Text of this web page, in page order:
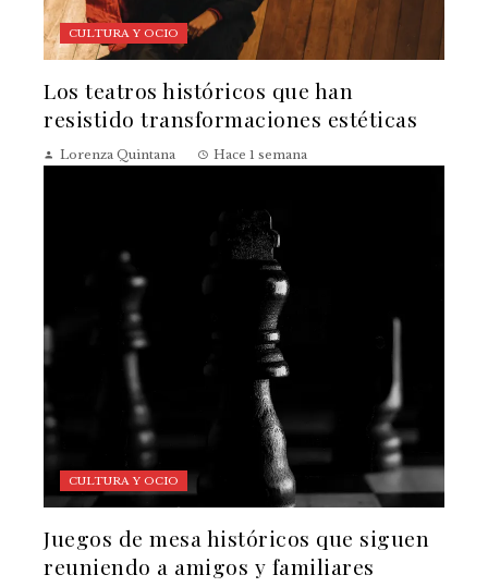
CULTURA Y OCIO
Los teatros históricos que han
resistido transformaciones estéticas
Lorenza Quintana Hace 1 semana
CULTURA Y OCIO
Juegos de mesa históricos que siguen
reuniendo a amigos y familiares